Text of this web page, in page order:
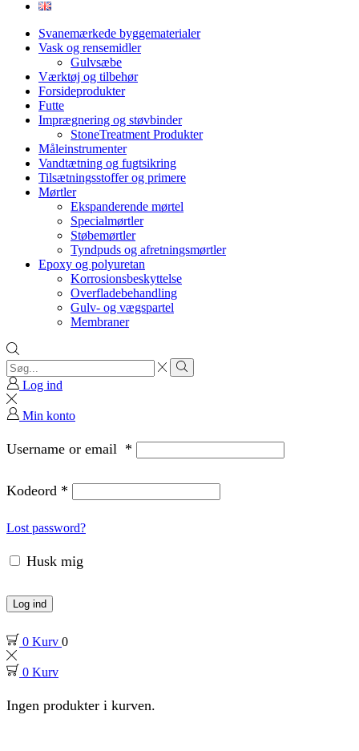
Svanemærkede byggematerialer
Vask og rensemidler
Gulvsæbe
Værktøj og tilbehør
Forsideprodukter
Futte
Imprægnering og støvbinder
StoneTreatment Produkter
Måleinstrumenter
Vandtætning og fugtsikring
Tilsætningsstoffer og primere
Mørtler
Ekspanderende mørtel
Specialmørtler
Støbemørtler
Tyndpuds og afretningsmørtler
Epoxy og polyuretan
Korrosionsbeskyttelse
Overfladebehandling
Gulv- og vægspartel
Membraner
Search
input
Search
Log ind
Min konto
Username or email *
Kodeord *
Lost password?
Husk mig
Log ind
0 Kurv 0
0 Kurv
Ingen produkter i kurven.